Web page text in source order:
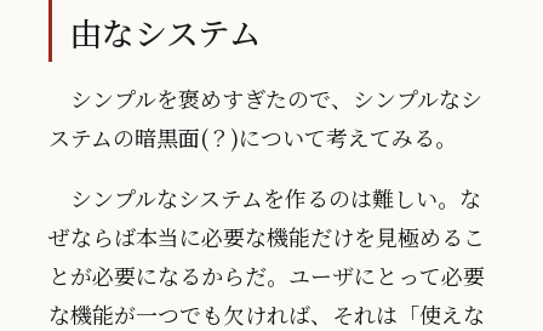
由なシステム
シンプルを褒めすぎたので、シンプルなシ
ステムの暗黒面(？)について考えてみる。
シンプルなシステムを作るのは難しい。な
ぜならば本当に必要な機能だけを見極めるこ
とが必要になるからだ。ユーザにとって必要
な機能が一つでも欠ければ、それは「使えな